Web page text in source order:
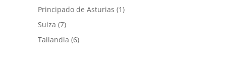
Principado de Asturias (1)
Suiza (7)
Tailandia (6)